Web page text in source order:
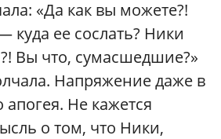
«Да как вы можете?!
куда ее сослать? Ники
Вы что, сумасшедшие?»
Напряжение даже в
апогея. Не кажется
о том, что Ники,